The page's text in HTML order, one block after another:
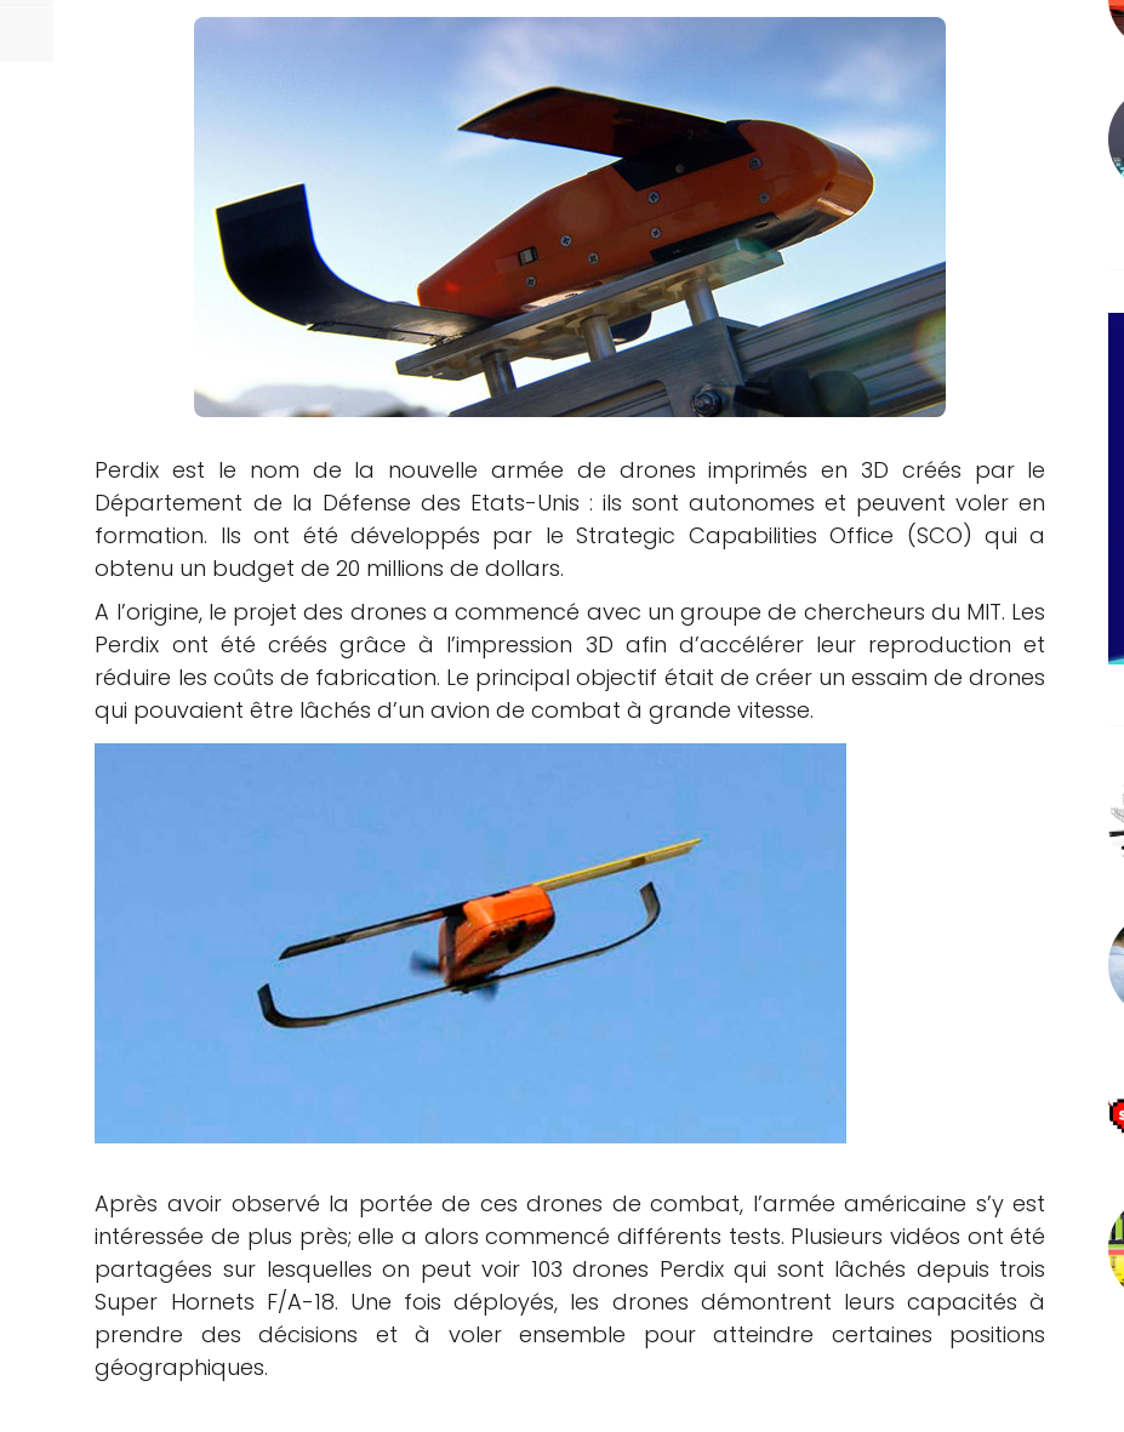
Logiciels 3D
Scanners 3D
Vidéos
Perdix est le nom de la nouvelle armée de drones imprimés en 3D créés par le
Département de la Défense des Etats-Unis : ils sont autonomes et peuvent voler en
formation. Ils ont été développés par le Strategic Capabilities Office (SCO) qui a
obtenu un budget de 20 millions de dollars.
A l’origine, le projet des drones a commencé avec un groupe de chercheurs du MIT. Les
Perdix ont été créés grâce à l’impression 3D afin d’accélérer leur reproduction et
réduire les coûts de fabrication. Le principal objectif était de créer un essaim de drones
qui pouvaient être lâchés d’un avion de combat à grande vitesse.
Après avoir observé la portée de ces drones de combat, l’armée américaine s’y est
intéressée de plus près; elle a alors commencé différents tests. Plusieurs vidéos ont été
partagées sur lesquelles on peut voir 103 drones Perdix qui sont lâchés depuis trois
Super Hornets F/A-18. Une fois déployés, les drones démontrent leurs capacités à
prendre des décisions et à voler ensemble pour atteindre certaines positions
géographiques.